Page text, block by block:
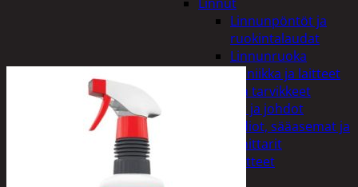
Linnunpöntöt ja
ruokintalaudat
Linnunruoka
Kodin elektroniikka ja laitteet
Imurit ja tarvikkeet
Kaapelit ja johdot
Kelloradiot, sääasemat ja
lämpömittarit
Oheislaitteet